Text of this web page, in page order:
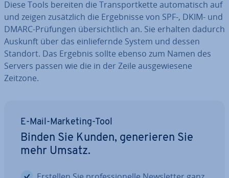
Diese Tools bereiten die Trans­port­ket­te au­to­ma­tisch auf
und zeigen zu­sätz­lich die Er­geb­nis­se von SPF-, DKIM- und
DMARC-Prüfungen über­sicht­lich an. Sie erhalten dadurch
Auskunft über das ein­lie­fern­de System und dessen
Standort. Das Ergebnis sollte ebenso zum Namen des
Servers passen wie die in der Zeile aus­ge­wie­se­ne
Zeitzone.
E-Mail-Marketing-Tool
Binden Sie Kunden, ge­ne­rie­ren Sie
mehr Umsatz.